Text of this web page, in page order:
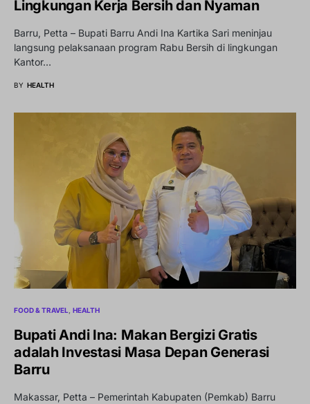
Lingkungan Kerja Bersih dan Nyaman
Barru, Petta – Bupati Barru Andi Ina Kartika Sari meninjau
langsung pelaksanaan program Rabu Bersih di lingkungan
Kantor…
BY HEALTH
FOOD & TRAVEL HEALTH
Bupati Andi Ina: Makan Bergizi Gratis
adalah Investasi Masa Depan Generasi
Barru
Makassar, Petta – Pemerintah Kabupaten (Pemkab) Barru